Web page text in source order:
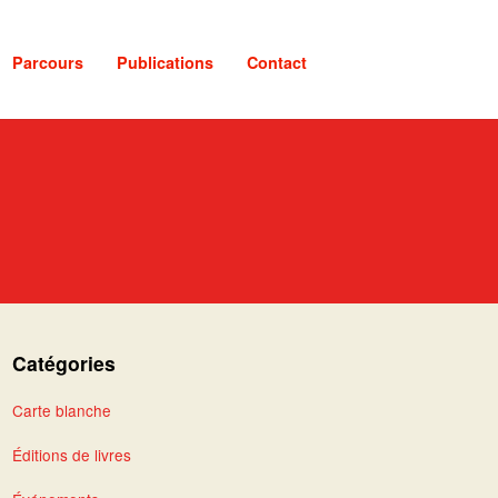
Parcours Publications Contact
Catégories
Carte blanche
Éditions de livres